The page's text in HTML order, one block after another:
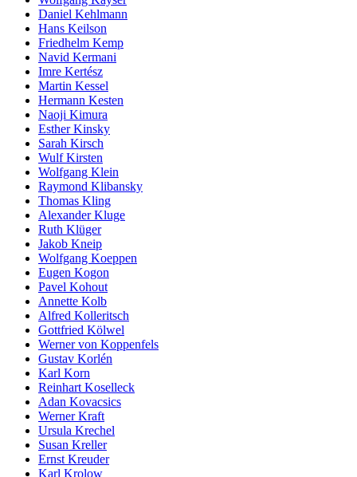
Daniel Kehlmann
Hans Keilson
Friedhelm Kemp
Navid Kermani
Imre Kertész
Martin Kessel
Hermann Kesten
Naoji Kimura
Esther Kinsky
Sarah Kirsch
Wulf Kirsten
Wolfgang Klein
Raymond Klibansky
Thomas Kling
Alexander Kluge
Ruth Klüger
Jakob Kneip
Wolfgang Koeppen
Eugen Kogon
Pavel Kohout
Annette Kolb
Alfred Kolleritsch
Gottfried Kölwel
Werner von Koppenfels
Gustav Korlén
Karl Korn
Reinhart Koselleck
Adan Kovacsics
Werner Kraft
Ursula Krechel
Susan Kreller
Ernst Kreuder
Karl Krolow